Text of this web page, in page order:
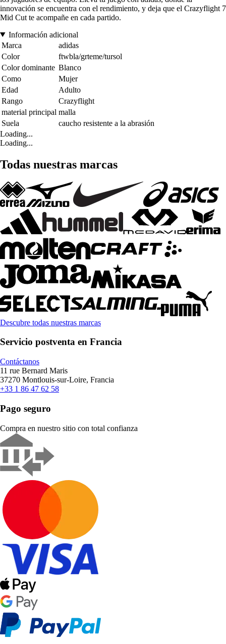
innovación se encuentra con el rendimiento, y deja que el Crazyflight 7
Mid Cut te acompañe en cada partido.
Información adicional
Marca
adidas
Color
ftwbla/grteme/tursol
Color dominante Blanco
Como
Mujer
Edad
Adulto
Rango
Crazyflight
material principal malla
Suela
caucho resistente a la abrasión
Loading...
Loading...
Todas nuestras marcas
Descubre todas nuestras marcas
Servicio postventa en Francia
Contáctanos
11 rue Bernard Maris
37270 Montlouis-sur-Loire, Francia
+33 1 86 47 62 58
Pago seguro
Compra en nuestro sitio con total confianza